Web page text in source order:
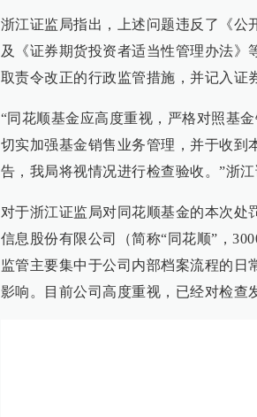
浙江证监局指出，上述问题违反了《公
及《证券期货投资者适当性管理办法
取责令改正的行政监管措施，并记入证
“同花顺基金应高度重视，严格对照基
切实加强基金销售业务管理，并于收到
告，我局将视情况进行检查验收。”浙江
对于浙江证监局对同花顺基金的本次处
信息股份有限公司（简称“同花顺”，
监管主要集中于公司内部档案流程的
影响。目前公司高度重视，已经对检查